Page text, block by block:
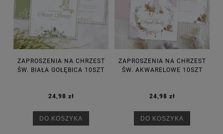
ZAPROSZENIA NA CHRZEST
ŚW. BIAŁA GOŁĘBICA 10SZT
24,98 zł
DO KOSZYKA
ZAPROSZENIA NA CHRZEST
ŚW. AKWARELOWE 10SZT
24,98 zł
DO KOSZYKA